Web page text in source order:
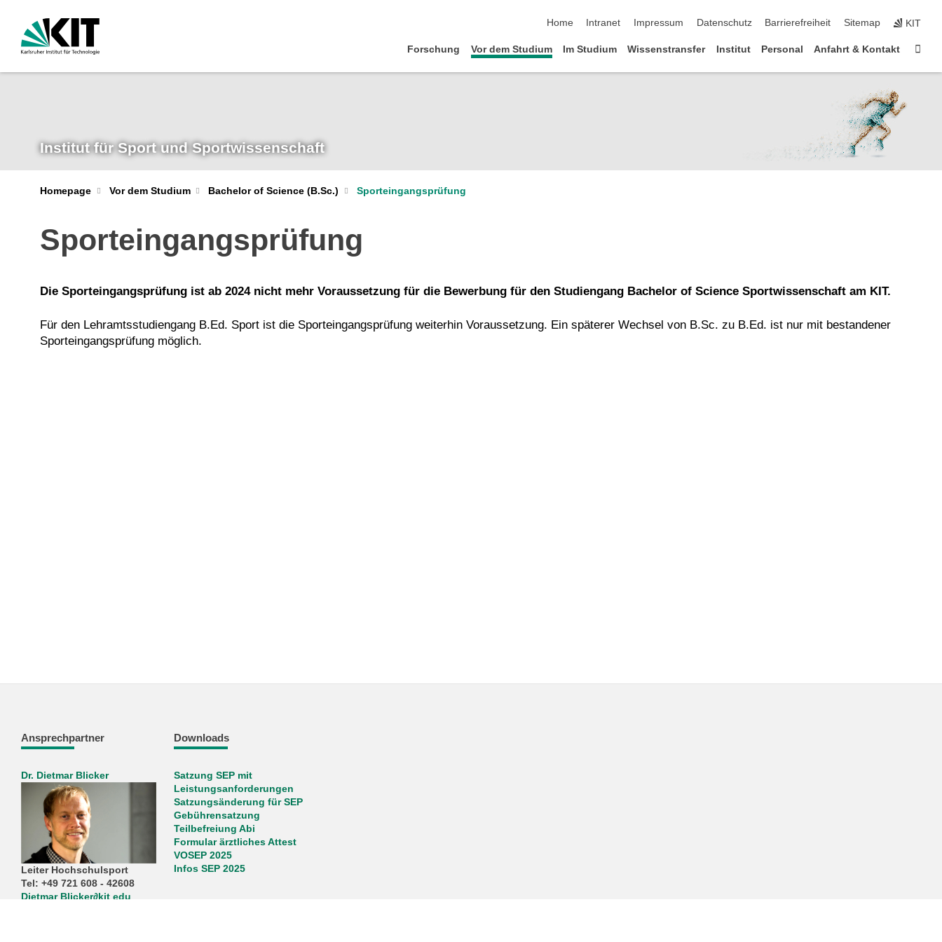
Home
Intranet Impressum Datenschutz Barrierefreiheit Sitemap KIT
Forschung Vor dem Studium Im Studium Wissenstransfer Institut Personal Anfahrt & Kontakt
Institut für Sport und Sportwissenschaft
Homepage Vor dem Studium Bachelor of Science (B.Sc.) Sporteingangsprüfung
Sporteingangsprüfung
Die Sporteingangsprüfung ist ab 2024 nicht mehr Voraussetzung für die Bewerbung für den Studiengang Bachelor of Science Sportwissenschaft am KIT.
Für den Lehramtsstudiengang B.Ed. Sport ist die Sporteingangsprüfung weiterhin Voraussetzung. Ein späterer Wechsel von B.Sc. zu B.Ed. ist nur mit bestandener
Sporteingangsprüfung möglich.
Ansprechpartner
Dr. Dietmar Blicker
Leiter Hochschulsport
Tel: +49 721 608 - 42608
Dietmar Blicker∂kit edu
Downloads
Satzung SEP mit
Leistungsanforderungen
Satzungsänderung für SEP
Gebührensatzung
Teilbefreiung Abi
Formular ärztliches Attest
VOSEP 2025
Infos SEP 2025